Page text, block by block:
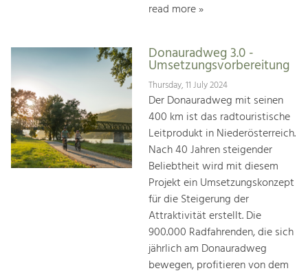
read more »
Donauradweg 3.0 -
Umsetzungsvorbereitung
Thursday, 11 July 2024
Der Donauradweg mit seinen
400 km ist das radtouristische
Leitprodukt in Niederösterreich.
Nach 40 Jahren steigender
Beliebtheit wird mit diesem
Projekt ein Umsetzungskonzept
für die Steigerung der
Attraktivität erstellt. Die
900.000 Radfahrenden, die sich
jährlich am Donauradweg
bewegen, profitieren von dem